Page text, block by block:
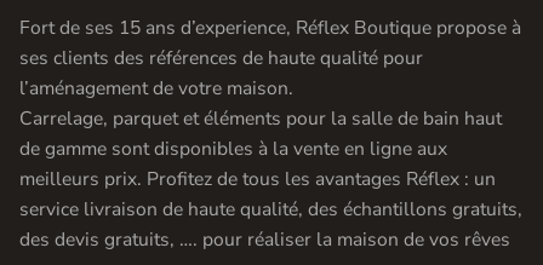
Fort de ses 15 ans d’experience, Réflex Boutique propose à
ses clients des références de haute qualité pour
l’aménagement de votre maison.
Carrelage, parquet et éléments pour la salle de bain haut
de gamme sont disponibles à la vente en ligne aux
meilleurs prix. Profitez de tous les avantages Réflex : un
service livraison de haute qualité, des échantillons gratuits,
des devis gratuits, …. pour réaliser la maison de vos rêves